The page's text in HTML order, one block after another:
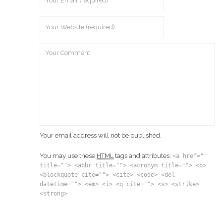
Your email address will not be published.
You may use these HTML tags and attributes: <a href=""
title=""> <abbr title=""> <acronym title=""> <b>
<blockquote cite=""> <cite> <code> <del
datetime=""> <em> <i> <q cite=""> <s> <strike>
<strong>